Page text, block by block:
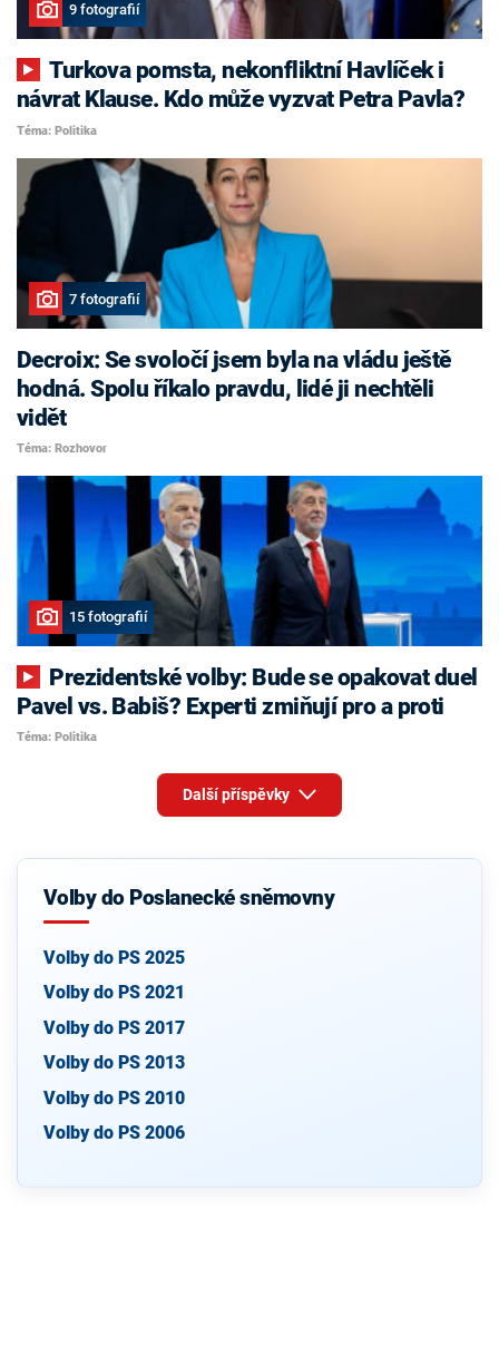
9 fotografií
Turkova pomsta, nekonfliktní Havlíček i
návrat Klause. Kdo může vyzvat Petra Pavla?
Téma: Politika
7 fotografií
Decroix: Se svoločí jsem byla na vládu ještě
hodná. Spolu říkalo pravdu, lidé ji nechtěli
vidět
Téma: Rozhovor
15 fotografií
Pavel vs. Babiš? Experti zmiňují pro a proti
Téma: Politika
Další příspěvky
Volby do Poslanecké sněmovny
Volby do PS 2025
Volby do PS 2021
Volby do PS 2017
Volby do PS 2013
Volby do PS 2010
Volby do PS 2006